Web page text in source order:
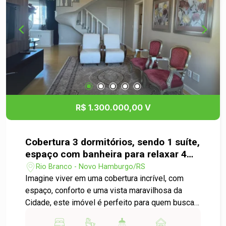
com o desenvolvimento do condomínio e da
região. Entre em contato para mais informações!
R$ 1.300.000,00 V
Cobertura 3 dormitórios, sendo 1 suíte,
espaço com banheira para relaxar 4
banheiros, churrasqueira, 3 vagas de
garagens, no Bairro Rio Branco em
Novo Hamburgo
Rio Branco - Novo Hamburgo/RS
Imagine viver em uma cobertura incrível, com
espaço, conforto e uma vista maravilhosa da
Cidade, este imóvel é perfeito para quem busca